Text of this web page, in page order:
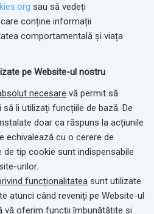
sau să vedeți
conține informații
comportamentală și viața
pe Website-ul nostru
necesare vă permit să
îi utilizați funcțiile de bază. De
doar ca răspuns la acțiunile
echivalează cu o cerere de
tip cookie sunt indispensabile
urilor.
funcționalitatea sunt utilizate
atunci când reveniți pe Website-ul
vă oferim funcții îmbunătățite și